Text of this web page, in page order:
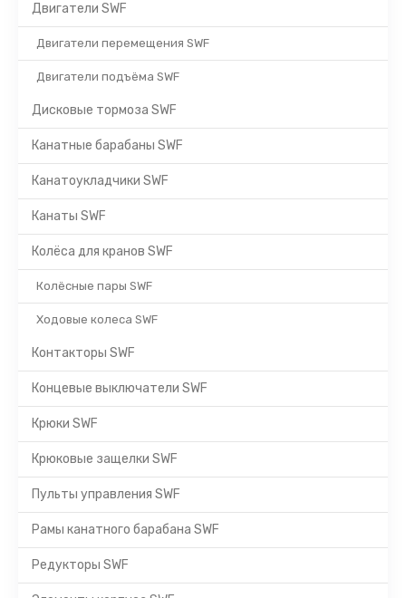
Двигатели SWF
Двигатели перемещения SWF
Двигатели подъёма SWF
Дисковые тормоза SWF
Канатные барабаны SWF
Канатоукладчики SWF
Канаты SWF
Колёса для кранов SWF
Колёсные пары SWF
Ходовые колеса SWF
Контакторы SWF
Концевые выключатели SWF
Крюки SWF
Крюковые защелки SWF
Пульты управления SWF
Рамы канатного барабана SWF
Редукторы SWF